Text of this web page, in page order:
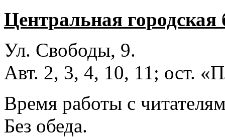
Центральная
Ул. Свободы, 9.
Авт. 2, 3, 4, 10, 11; ост.
Время работы с
Без обеда.